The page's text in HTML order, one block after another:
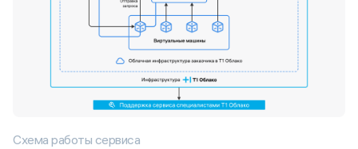
Схема работы сервиса